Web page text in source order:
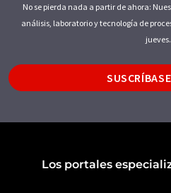
No se pierda nada a partir de ahora:
análisis, laboratorio y tecnología de
jueves.
Los portales